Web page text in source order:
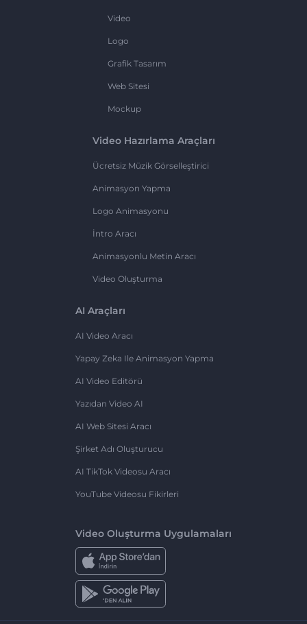
Video
Logo
Grafik Tasarım
Web Sitesi
Mockup
Video Hazırlama Araçları
Ücretsiz Müzik Görselleştirici
Animasyon Yapma
Logo Animasyonu
İntro Aracı
Animasyonlu Metin Aracı
Video Oluşturma
AI Araçları
AI Video Aracı
Yapay Zeka Ile Animasyon Yapma
AI Video Editörü
Yazıdan Video AI
AI Web Sitesi Aracı
Şirket Adı Oluşturucu
AI TikTok Videosu Aracı
YouTube Videosu Fikirleri
Video Oluşturma Uygulamaları